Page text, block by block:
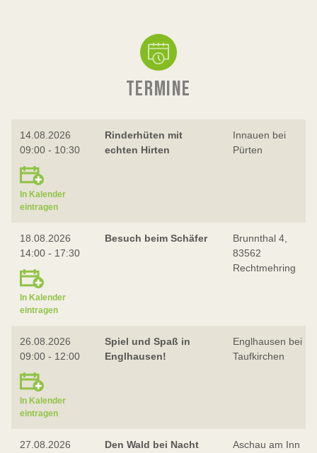
TERMINE
14.08.2026
09:00 - 10:30
In Kalender
eintragen
Rinderhüten mit
echten Hirten
Innauen bei
Pürten
18.08.2026
14:00 - 17:30
In Kalender
eintragen
Besuch beim Schäfer
Brunnthal 4,
83562
Rechtmehring
26.08.2026
09:00 - 12:00
In Kalender
eintragen
Spiel und Spaß in
Englhausen!
Englhausen bei
Taufkirchen
27.08.2026
Den Wald bei Nacht
Aschau am Inn